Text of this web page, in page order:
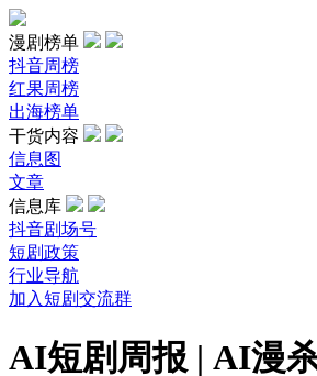
漫剧榜单
抖音周榜
红果周榜
出海榜单
干货内容
信息图
文章
信息库
抖音剧场号
短剧政策
行业导航
加入短剧交流群
AI短剧周报 | AI漫